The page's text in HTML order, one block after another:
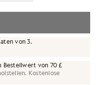
von 3.
Bestellwert von 70 £
Kostenlose